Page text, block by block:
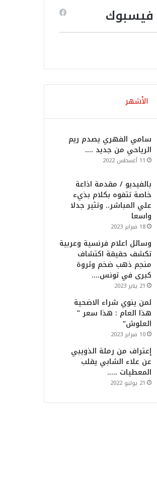
فيسبوك
الأشهر
سامي الفهري يصدم ريم
الرياحي من جديد ….
11 أغسطس 2022
بالفيديو / مقدمة اذاعة
خاصة تتفوه بكلام بذيء
علي المباشر.. وتثير جدلا
واسعا
18 فبراير 2023
وسائل اعلام فرنسية وعربية
تكشف حقيقة اكتشاف
منجم ذهب ضخم وثروة
كبرى في تونس….
21 يناير 2023
لمن ينوي شراء الاضحية
هذا العام : هذا سعر ”
العلوش”
10 فبراير 2023
إعتراف من رملة الذويبي
عن علاء الشابي يقلب
المعطيات …..
21 يوليو 2022